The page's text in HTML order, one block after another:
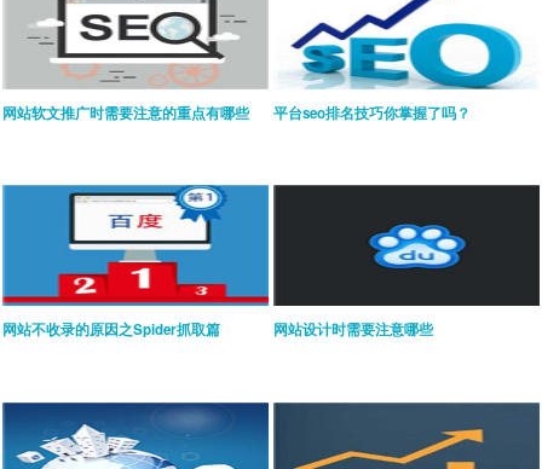
网站软文推广时需要注意的重点有哪些 平台seo排名技巧你掌握了吗？
网站不收录的原因之Spider抓取篇 网站设计时需要注意哪些